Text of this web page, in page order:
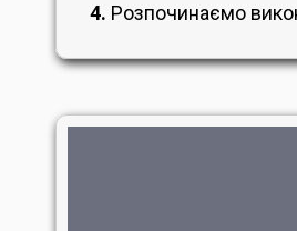
4. Розпочинаємо